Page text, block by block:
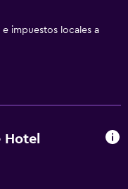
impuestos locales a